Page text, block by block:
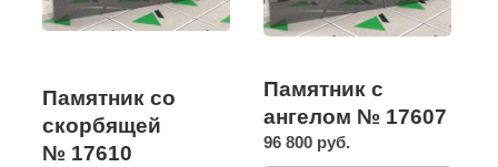
Памятник со
скорбящей
№ 17610
Памятник с
ангелом № 17607
96 800 руб.